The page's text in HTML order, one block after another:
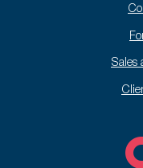
Sales